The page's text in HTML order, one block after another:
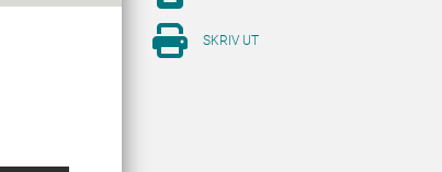
SKRIV UT